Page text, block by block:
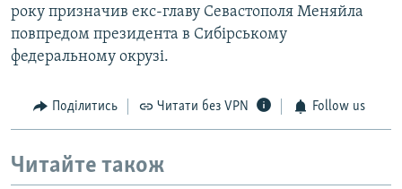
року призначив екс-главу Севастополя Меняйла
повпредом президента в Сибірському
федеральному окрузі.
Поділитись Читати без VPN Follow us
Читайте також